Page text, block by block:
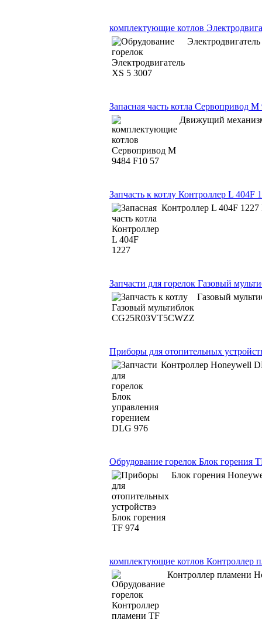
комплектующие котлов
Запасная часть котла Сервопривод
Движущий
Запчасть к котлу Контроллер L 404F
Контроллер L 404F
Запчасти для горелок Газовый
Газовый
Приборы для отопительных
Контроллер Honeywell
Обрудование горелок Блок горения
Блок горения
комплектующие котлов Контроллер
Контроллер пламени